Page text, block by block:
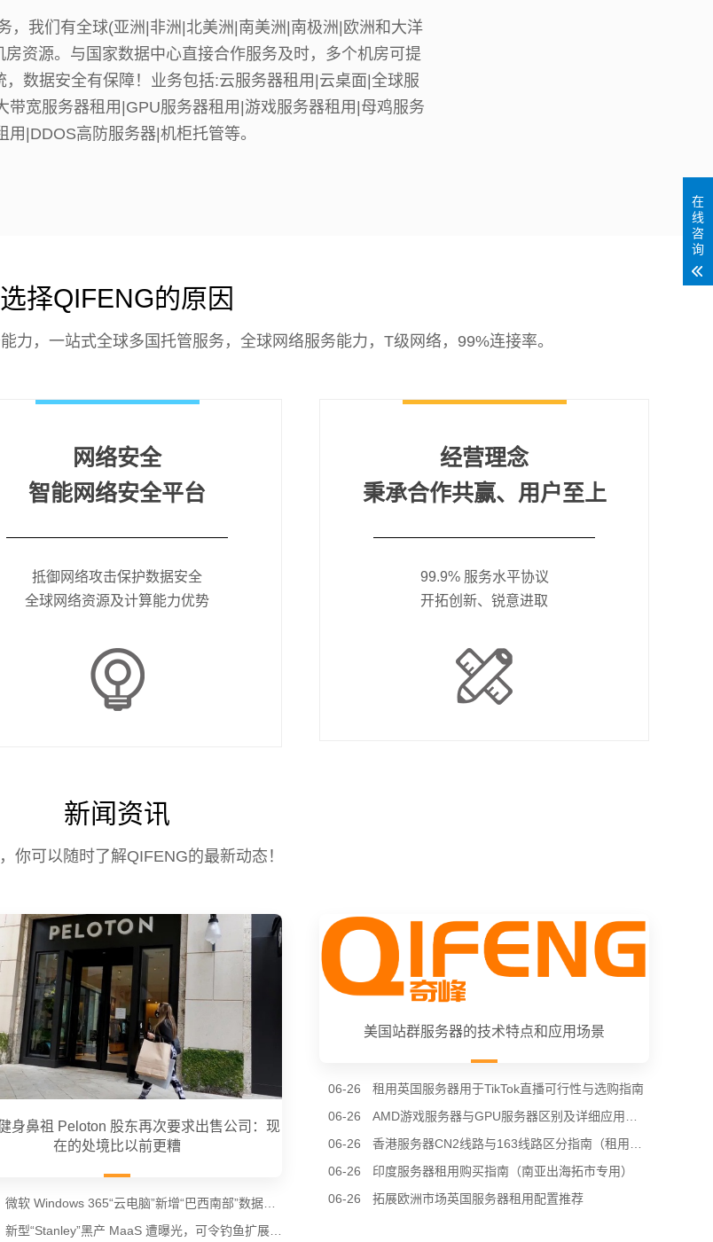
，我们有全球(亚洲|非洲|北美洲|南美洲|南极洲|欧洲和大洋
资源。与国家数据中心直接合作服务及时，多个机房可提
数据安全有保障！业务包括:云服务器租用|云桌面|全球服
带宽服务器租用|GPU服务器租用|游戏服务器租用|母鸡服务
用|DDOS高防服务器|机柜托管等。
选择QIFENG的原因
力，一站式全球多国托管服务，全球网络服务能力，T级网络，99%连接率。
网络安全
智能网络安全平台
抵御网络攻击保护数据安全
全球网络资源及计算能力优势
经营理念
秉承合作共赢、用户至上
99.9% 服务水平协议
开拓创新、锐意进取
新闻资讯
你可以随时了解QIFENG的最新动态！
身鼻祖 Peloton 股东再次要求出售公司：现
在的处境比以前更糟
美国站群服务器的技术特点和应用场景
06-26
租用英国服务器用于TikTok直播可行性与选购指南
06-26
06-26
06-26
印度服务器租用购买指南（南亚出海拓市专用）
06-26
拓展欧洲市场英国服务器租用配置推荐
在
线
咨
询